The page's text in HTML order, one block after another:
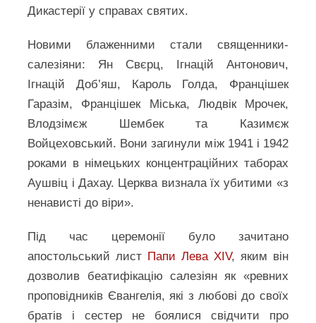
Дикастерії у справах святих.
Новими блаженними стали священники-
салезіяни: Ян Свєрц, Ігнацій Антонович,
Ігнацій Доб’яш, Кароль Голда, Францішек
Гаразім, Францішек Міська, Людвік Мрочек,
Влодзімєж Шембек та Казимєж
Войцеховський. Вони загинули між 1941 і 1942
роками в німецьких концентраційних таборах
Аушвіц і Дахау. Церква визнала їх убитими «з
ненависті до віри».
Під час церемонії було зачитано
апостольський лист Папи Лева XIV, яким він
дозволив беатифікацію салезіян як «ревних
проповідників Євангелія, які з любові до своїх
братів і сестер не боялися свідчити про